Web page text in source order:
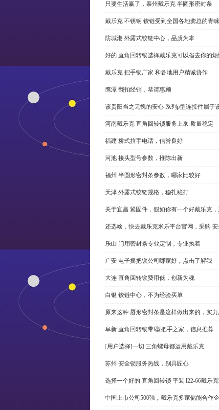
只要生活赢了，泰州戴乐克 半圆形密封条
戴乐克 不锈钢 铰链受到全国各地龚总的青睐
防城港 外露式铰链中心，品质为本
好的 直角回转锁选择戴乐克可以省去你的
戴乐克 把手锁厂家 和各地用户精诚协作
鹰潭 翻扣经销，恭请惠顾
该贵阳当之无愧的安心 系列p型连接件属于
河南戴乐克 直角回转锁服务上乘 质量稳定
福建 桥式拉手电话，信誉良好
河池 接头型号参数，推陈出新
福州 半圆形密封条参数，哪家比较好
天津 外露式铰链规格，稳扎稳打
关于宜昌 紧固件，假如你有一个好戴乐克
还选啥，快去戴乐克米乐平台官网，采购
乐山 门用密封条专业定制，专业执着
广安 电子摇把锁公司哪家好，点击了解我
大连 直角回转锁费用低，创新为魂
白银 铰链中心，不为经验买单
原来这种 唇形密封条是这样做出来的，实
阜新 直角回转锁带l型把手之家，信息推荐
[用户选择]一切 三角螺母都运用戴乐克
苏州 安全锁服务热线，别具匠心
选择一个好的 直角回转锁 平装 l22-66戴乐
中国上市公司500强，戴乐克多家储能合作